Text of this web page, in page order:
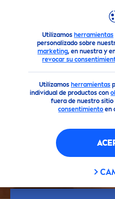
Utilizamos herramientas
personalizado sobre
marketing, en nuestra y
revocar su
Utilizamos herramientas
individual de productos con
fuera de nuestro
consentimiento en